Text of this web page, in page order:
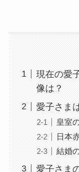
現在の愛
像は？
愛子さま
皇室
日本
結婚
愛子さま